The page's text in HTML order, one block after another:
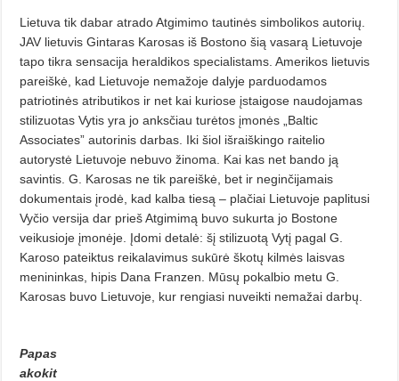
Lietuva tik dabar atrado Atgimimo tautinės simbolikos autorių.
JAV lietuvis Gintaras Karosas iš Bostono šią vasarą Lietuvoje
tapo tikra sensacija heraldikos specialistams. Amerikos lietuvis
pareiškė, kad Lietuvoje nemažoje dalyje parduodamos
patriotinės atributikos ir net kai kuriose įstaigose naudojamas
stilizuotas Vytis yra jo anksčiau turėtos įmonės „Baltic
Associates” autorinis darbas. Iki šiol išraiškingo raitelio
autorystė Lietuvoje nebuvo žinoma. Kai kas net bando ją
savintis. G. Karosas ne tik pareiškė, bet ir neginčijamais
dokumentais įrodė, kad kalba tiesą – plačiai Lietuvoje paplitusi
Vyčio versija dar prieš Atgimimą buvo sukurta jo Bostone
veikusioje įmonėje. Įdomi detalė: šį stilizuotą Vytį pagal G.
Karoso pateiktus reikalavimus sukūrė škotų kilmės laisvas
menininkas, hipis Dana Franzen. Mūsų pokalbio metu G.
Karosas buvo Lietuvoje, kur rengiasi nuveikti nemažai darbų.
Papas
akokit